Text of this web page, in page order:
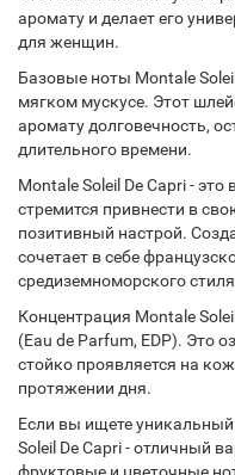
аромату и делает его
для женщин.
Базовые ноты Montale
мягком мускусе. Этот
аромату долговечность,
длительного времени.
Montale Soleil De Capri -
стремится привнести в
позитивный настрой.
сочетает в себе
средиземноморского
Концентрация Montale
(Eau de Parfum, EDP). Это
стойко проявляется на
протяжении дня.
Если вы ищете
Soleil De Capri - отличный